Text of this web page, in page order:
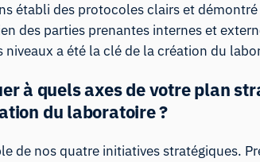
établi des protocoles clairs et
des parties prenantes internes et
niveaux a été la clé de la création du
à quels axes de votre plan
du laboratoire ?
de nos quatre initiatives stratégiques.